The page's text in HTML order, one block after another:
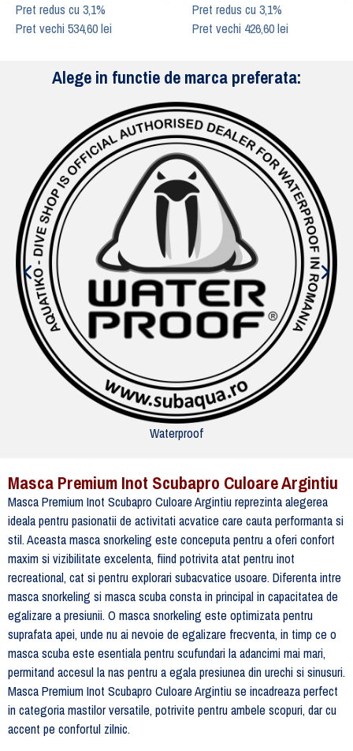
Pret redus cu 3,1%
Pret vechi 534,60 lei
Pret redus cu 3,1%
Pret vechi 426,60 lei
Alege in functie de marca preferata:
Waterproof
Masca Premium Inot Scubapro Culoare Argintiu
Masca Premium Inot Scubapro Culoare Argintiu reprezinta alegerea
ideala pentru pasionatii de activitati acvatice care cauta performanta si
stil. Aceasta masca snorkeling este conceputa pentru a oferi confort
maxim si vizibilitate excelenta, fiind potrivita atat pentru inot
recreational, cat si pentru explorari subacvatice usoare. Diferenta intre
masca snorkeling si masca scuba consta in principal in capacitatea de
egalizare a presiunii. O masca snorkeling este optimizata pentru
suprafata apei, unde nu ai nevoie de egalizare frecventa, in timp ce o
masca scuba este esentiala pentru scufundari la adancimi mai mari,
permitand accesul la nas pentru a egala presiunea din urechi si sinusuri.
Masca Premium Inot Scubapro Culoare Argintiu se incadreaza perfect
in categoria mastilor versatile, potrivite pentru ambele scopuri, dar cu
accent pe confortul zilnic.